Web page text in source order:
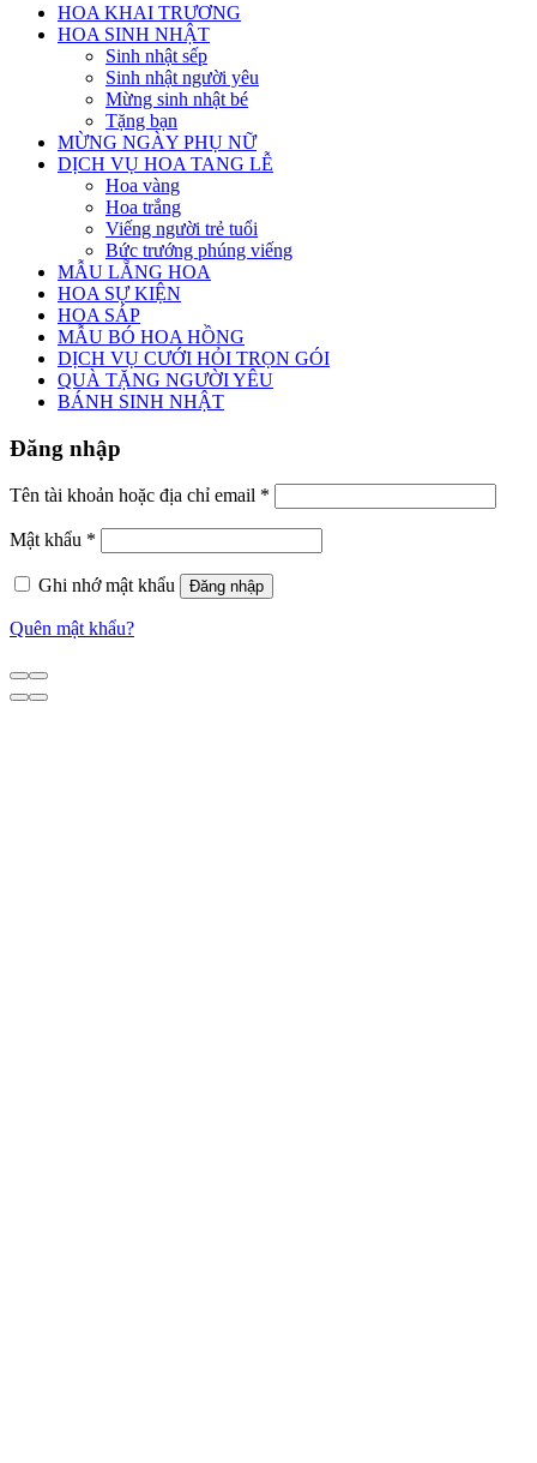
HOA KHAI TRƯƠNG
HOA SINH NHẬT
Sinh nhật sếp
Sinh nhật người yêu
Mừng sinh nhật bé
Tặng bạn
MỪNG NGÀY PHỤ NỮ
DỊCH VỤ HOA TANG LỄ
Hoa vàng
Hoa trắng
Viếng người trẻ tuổi
Bức trướng phúng viếng
MẪU LẴNG HOA
HOA SỰ KIỆN
HOA SÁP
MẪU BÓ HOA HỒNG
DỊCH VỤ CƯỚI HỎI TRỌN GÓI
QUÀ TẶNG NGƯỜI YÊU
BÁNH SINH NHẬT
Đăng nhập
Tên tài khoản hoặc địa chỉ email *
Mật khẩu *
Ghi nhớ mật khẩu Đăng nhập
Quên mật khẩu?